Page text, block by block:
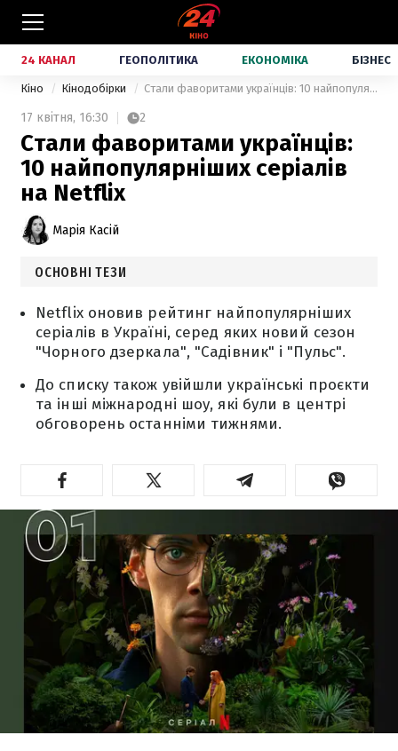
24 КАНАЛ ГЕОПОЛІТИКА ЕКОНОМІКА БІЗНЕС
Кіно Кінодобірки Стали фаворитами українців: 10 найпопулярніших серіалів на Netflix
17 квітня, 16:30 2
Стали фаворитами українців:
10 найпопулярніших серіалів
на Netflix
Марія Касій
ОСНОВНІ ТЕЗИ
Netflix оновив рейтинг найпопулярніших
серіалів в Україні, серед яких новий сезон
"Чорного дзеркала", "Садівник" і "Пульс".
До списку також увійшли українські проєкти
та інші міжнародні шоу, які були в центрі
обговорень останніми тижнями.